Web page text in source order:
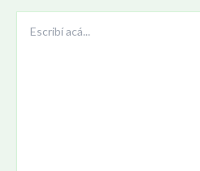
acá...